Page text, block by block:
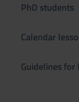
PhD students
Calendar
Guidelines